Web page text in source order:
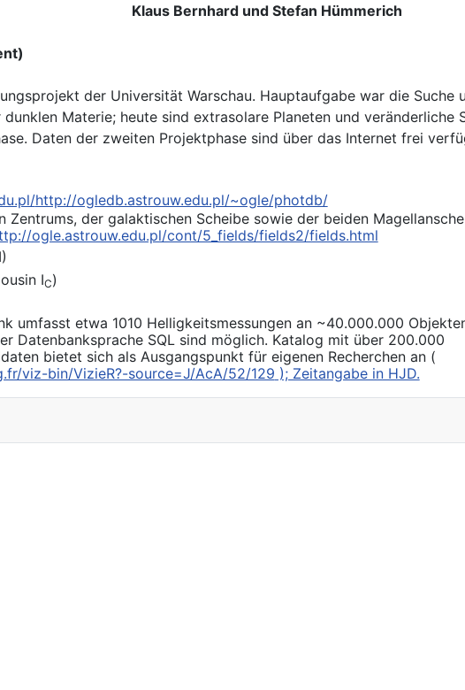
Klaus Bernhard und Stefan Hümmerich
der Universität Warschau. Hauptaufgabe war die
Materie; heute sind extrasolare Planeten und
Daten der zweiten Projektphase sind über das Internet frei
http://ogledb.astrouw.edu.pl/~ogle/photdb/
Zentrums, der galaktischen Scheibe sowie der beiden
ogle.astrouw.edu.pl/cont/5_fields/fields2/fields.html
IC)
umfasst etwa 1010 Helligkeitsmessungen an ~40.000.000
Datenbanksprache SQL sind möglich. Katalog mit über 200.000
bietet sich als Ausgangspunkt für eigenen Recherchen an (
viz-bin/VizieR?-source=J/AcA/52/129 ); Zeitangabe in HJD.